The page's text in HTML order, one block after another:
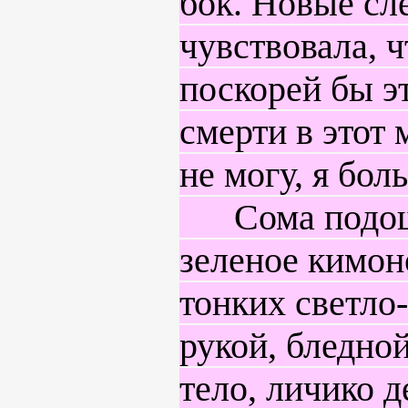
чувствовала,
поскорей бы
смерти в
не могу, я
Сома
зеленое
тонких
рукой,
тело, личико